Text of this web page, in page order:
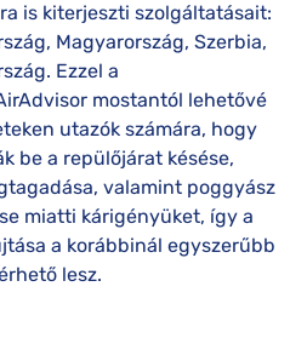
is kiterjeszti szolgáltatásait:
Magyarország, Szerbia,
Ezzel a
mostantól lehetővé
utazók számára, hogy
be a repülőjárat késése,
valamint poggyász
miatti kárigényüket, így a
a korábbinál egyszerűbb
lesz.